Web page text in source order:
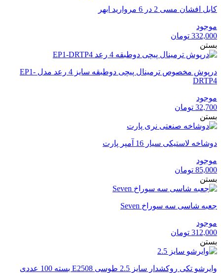
کابل افشان مسی 2 در 6 مروارید ابهر
موجود
332,000 تومان
بستن
درپوش مخصوص ترمینال پیچی دوطبقه سایز 4 رعد مدل EP1-
DRTP4
موجود
32,700 تومان
بستن
دوشاخه لاستیکی سیار 16 آمپر پارت
موجود
85,000 تومان
بستن
جعبه شاسی سه سوراخ Seven
موجود
312,000 تومان
بستن
وایرشو تکی روکشدار سایز 2.5 طوسی E2508 بسته 100 عددی